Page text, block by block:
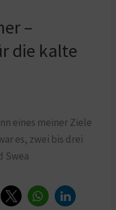
–
die kalte
eines meiner Ziele
es, zwei bis drei
Swea